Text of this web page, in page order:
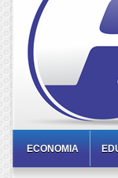
ECONOMIA